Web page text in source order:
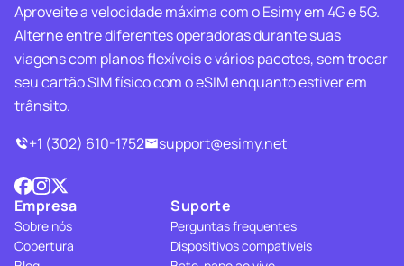
Aproveite a velocidade máxima com o Esimy em 4G e 5G.
Alterne entre diferentes operadoras durante suas
viagens com planos flexíveis e vários pacotes, sem trocar
seu cartão SIM físico com o eSIM enquanto estiver em
trânsito.
+1 (302) 610-1752
support@esimy.net
Empresa
Sobre nós
Cobertura
Suporte
Perguntas frequentes
Dispositivos compatíveis